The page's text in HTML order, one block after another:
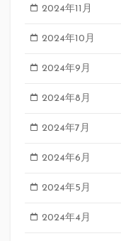
2024年11月
2024年10月
2024年9月
2024年8月
2024年7月
2024年6月
2024年5月
2024年4月